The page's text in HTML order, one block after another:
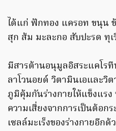
ได้แก่ ฟักทอง แครอท ขนุน
สุก ส้ม มะละกอ สับปะรด ทุ
มีสารต้านอนุมูลอิสระแคโร
ลาโวนอยด์ วิตามินเอและวิ
ภูมิคุ้มกันร่างกายให้แข็งแร
ความเสี่ยงจากการเป็นต้อก
เซลล์มะเร็งของร่างกายอีกด้